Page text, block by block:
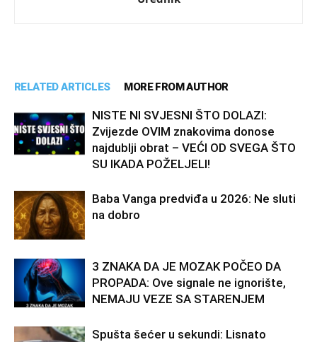
RELATED ARTICLES MORE FROM AUTHOR
NISTE NI SVJESNI ŠTO DOLAZI:
Zvijezde OVIM znakovima donose
najdublji obrat – VEĆI OD SVEGA ŠTO
SU IKADA POŽELJELI!
Baba Vanga predviđa u 2026: Ne sluti
na dobro
3 ZNAKA DA JE MOZAK POČEO DA
PROPADA: Ove signale ne ignorište,
NEMAJU VEZE SA STARENJEM
Spušta šećer u sekundi: Lisnato